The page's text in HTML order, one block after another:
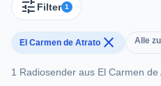
tune Filter 1
El Carmen de Atrato close Alle
1 Radiosender aus El Carmen de